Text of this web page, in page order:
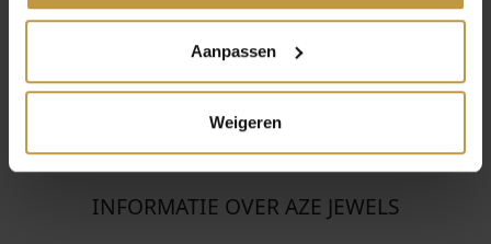
Aanpassen
Weigeren
INFORMATIE OVER AZE JEWELS